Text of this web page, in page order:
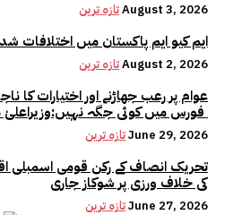
تازہ ترینAugust 3, 2026
ایم کیو ایم پاکستان میں اختلافات
تازہ ترینAugust 2, 2026
عوام پر رعب جھاڑنے اور اختیارات کا
تازہ ترینJune 29, 2026
تحریک انصاف کے رکن قومی اسمبلی
کی خلاف ورزی پر شوکاز جاری
تازہ ترینJune 27, 2026